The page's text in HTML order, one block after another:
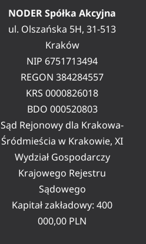
NODER Spółka Akcyjna
ul. Olszańska 5H, 31-513
Kraków
NIP 6751713494
REGON 384284557
KRS 0000826018
BDO 000520803
Sąd Rejonowy dla Krakowa-
Śródmieścia w Krakowie, XI
Wydział Gospodarczy
Krajowego Rejestru
Sądowego
Kapitał zakładowy: 400
000,00 PLN